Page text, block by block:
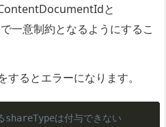
と
一意制約となるようにするこ
るとエラーになります。
は付与できない